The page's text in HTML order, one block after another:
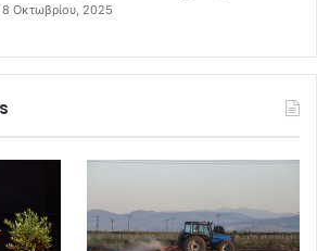
8 Οκτωβρίου, 2025